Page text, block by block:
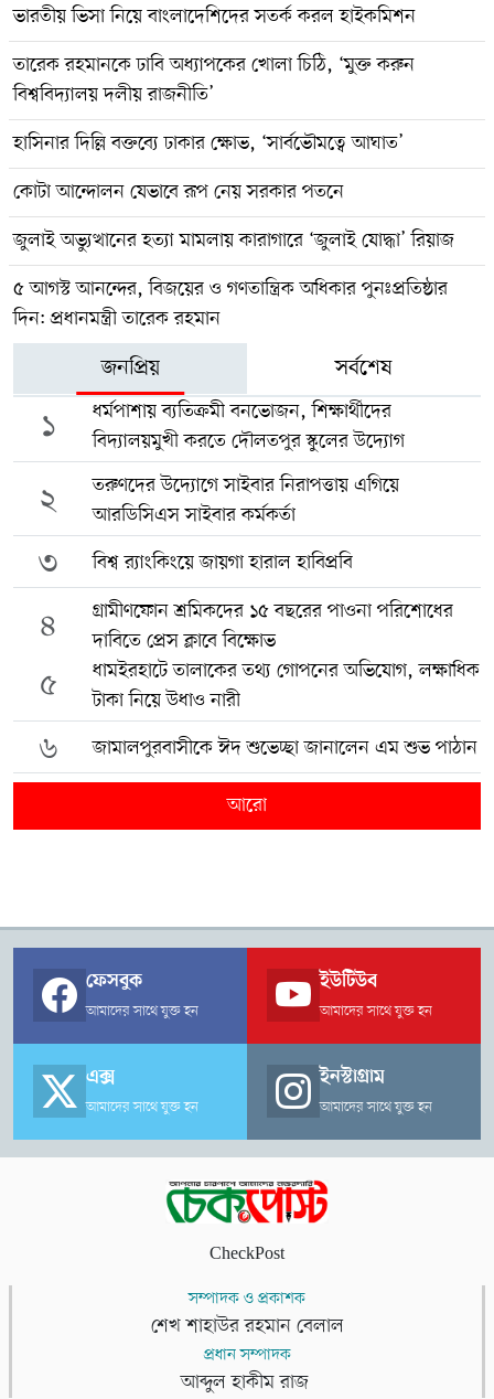
ভারতীয় ভিসা নিয়ে বাংলাদেশিদের সতর্ক করল হাইকমিশন
তারেক রহমানকে ঢাবি অধ্যাপকের খোলা চিঠি, ‘মুক্ত করুন
বিশ্ববিদ্যালয় দলীয় রাজনীতি’
হাসিনার দিল্লি বক্তব্যে ঢাকার ক্ষোভ, ‘সার্বভৌমত্বে আঘাত’
কোটা আন্দোলন যেভাবে রূপ নেয় সরকার পতনে
জুলাই অভ্যুত্থানের হত্যা মামলায় কারাগারে ‘জুলাই যোদ্ধা’ রিয়াজ
৫ আগস্ট আনন্দের, বিজয়ের ও গণতান্ত্রিক অধিকার পুনঃপ্রতিষ্ঠার
দিন: প্রধানমন্ত্রী তারেক রহমান
জনপ্রিয় সর্বশেষ
১
ধর্মপাশায় ব্যতিক্রমী বনভোজন, শিক্ষার্থীদের
বিদ্যালয়মুখী করতে দৌলতপুর স্কুলের উদ্যোগ
২
তরুণদের উদ্যোগে সাইবার নিরাপত্তায় এগিয়ে
আরডিসিএস সাইবার কর্মকর্তা
৩ বিশ্ব র‍্যাংকিংয়ে জায়গা হারাল হাবিপ্রবি
৪
গ্রামীণফোন শ্রমিকদের ১৫ বছরের পাওনা পরিশোধের
দাবিতে প্রেস ক্লাবে বিক্ষোভ
৫
ধামইরহাটে তালাকের তথ্য গোপনের অভিযোগ, লক্ষাধিক
টাকা নিয়ে উধাও নারী
৬ জামালপুরবাসীকে ঈদ শুভেচ্ছা জানালেন এম শুভ পাঠান
আরো
ফেসবুক
আমাদের সাথে যুক্ত হন
ইউটিউব
আমাদের সাথে যুক্ত হন
এক্স
আমাদের সাথে যুক্ত হন
ইনস্টাগ্রাম
আমাদের সাথে যুক্ত হন
CheckPost
সম্পাদক ও প্রকাশক
শেখ শাহাউর রহমান বেলাল
প্রধান সম্পাদক
আব্দুল হাকীম রাজ